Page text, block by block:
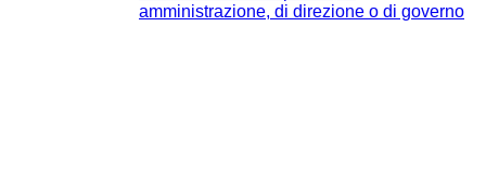
amministrazione, di direzione o di governo